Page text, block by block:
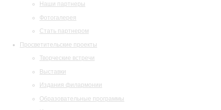
Наши партнеры
Фотогалерея
Стать партнером
Просветительские проекты
Творческие встречи
Выставки
Издания филармонии
Образовательные программы